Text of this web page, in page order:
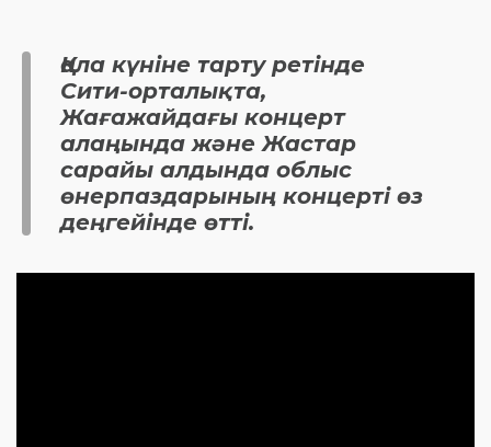
Қала күніне тарту ретінде
Сити-орталықта,
Жағажайдағы концерт
алаңында және Жастар
сарайы алдында облыс
өнерпаздарының концерті өз
деңгейінде өтті.